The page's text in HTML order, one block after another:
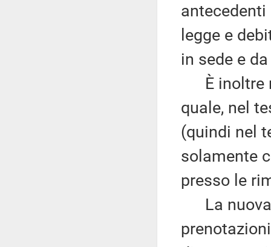
legge e
in sede e
È inoltre
quale, nel
(quindi nel
solamente
presso le
La nuova